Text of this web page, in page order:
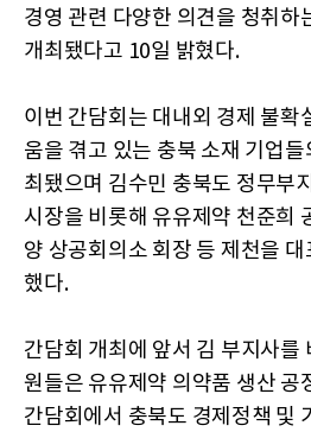
경영 관련 다양한 의견을 청취하
개최됐다고 10일 밝혔다.
이번 간담회는 대내외 경제 불확
움을 겪고 있는 충북 소재 기업
최됐으며 김수민 충북도 정무부
시장을 비롯해 유유제약 천준희
양 상공회의소 회장 등 제천을
했다.
간담회 개최에 앞서 김 부지사를
원들은 유유제약 의약품 생산 공
간담회에서 충북도 경제정책 및